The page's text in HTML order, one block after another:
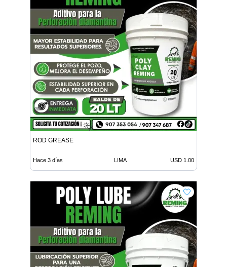
ROD GREASE
Hace 3 días LIMA USD 1.00